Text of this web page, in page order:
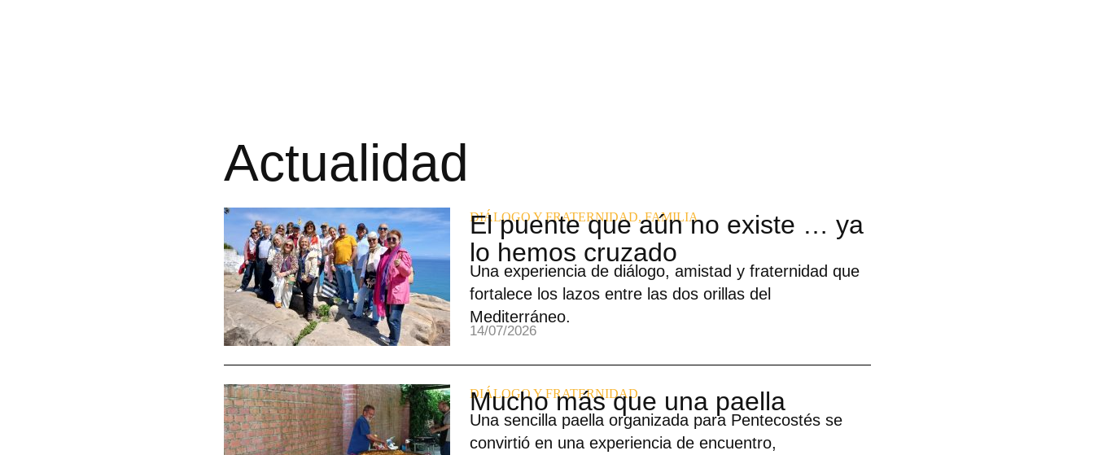
Actualidad
DIÁLOGO Y FRATERNIDAD,FAMILIA
El puente que aún no existe … ya
lo hemos cruzado
Una experiencia de diálogo, amistad y fraternidad que
fortalece los lazos entre las dos orillas del
Mediterráneo.
14/07/2026
DIÁLOGO Y FRATERNIDAD
Mucho más que una paella
Una sencilla paella organizada para Pentecostés se
convirtió en una experiencia de encuentro,